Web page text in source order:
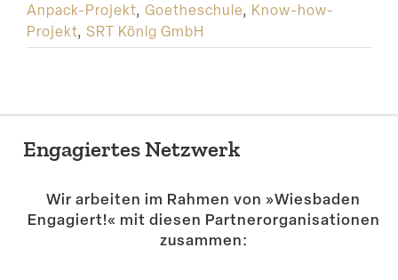
Anpack-Projekt, Goetheschule, Know-how-
Projekt, SRT König GmbH
Engagiertes Netzwerk
Wir arbeiten im Rahmen von »Wiesbaden
Engagiert!« mit diesen Partner­or­ga­ni­sa­tionen
zusammen: